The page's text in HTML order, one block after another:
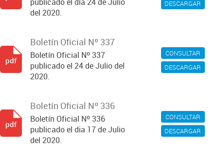
DESCARGAR
del 2020.
CONSULTAR
DESCARGAR
Boletín Oficial Nº 337
Boletín Oficial Nº 337
publicado el 24 de Julio del
2020.
pdf
CONSULTAR
DESCARGAR
Boletín Oficial Nº 336
Boletín Oficial Nº 336
publicado el dia 17 de Julio
del 2020.
pdf